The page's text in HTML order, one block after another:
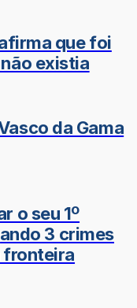
que foi
existia
da Gama
o seu 1º
3 crimes
fronteira